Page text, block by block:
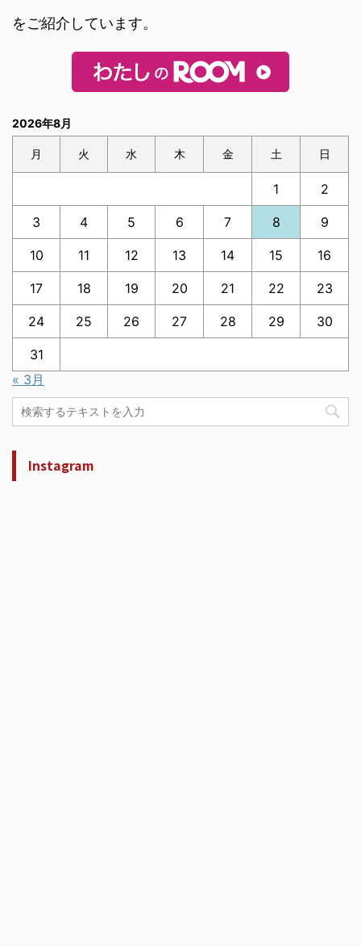
をご紹介しています。
2026年8月
月 火 水 木 金 土 日
1 2
3 4 5 6 7 8 9
10 11 12 13 14 15 16
17 18 19 20 21 22 23
24 25 26 27 28 29 30
31
« 3月
Instagram